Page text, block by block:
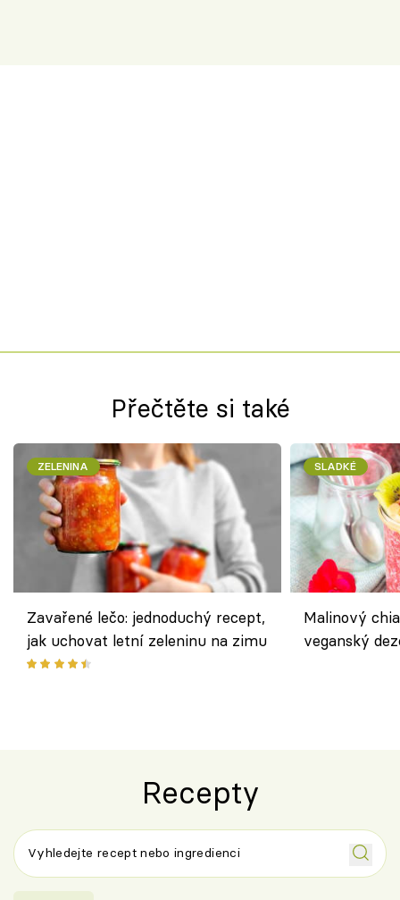
Přečtěte si také
ZELENINA
Zavařené lečo: jednoduchý recept,
jak uchovat letní zeleninu na zimu
SLADKÉ
Malinový
veganský
Recepty